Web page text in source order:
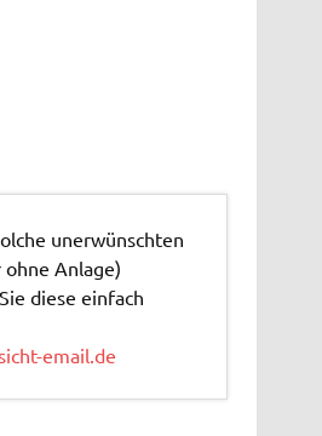
unerwünschten
Anlage)
diese einfach
email.de